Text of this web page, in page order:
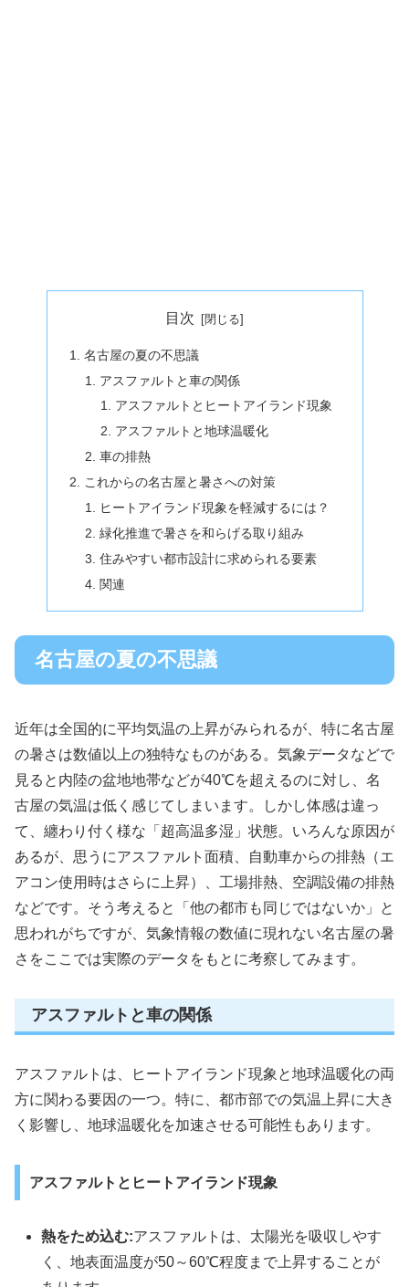
目次
名古屋の夏の不思議
アスファルトと車の関係
アスファルトとヒートアイランド現象
アスファルトと地球温暖化
車の排熱
これからの名古屋と暑さへの対策
ヒートアイランド現象を軽減するには？
緑化推進で暑さを和らげる取り組み
住みやすい都市設計に求められる要素
関連
名古屋の夏の不思議
近年は全国的に平均気温の上昇がみられるが、特に名古屋
の暑さは数値以上の独特なものがある。気象データなどで
見ると内陸の盆地地帯などが40℃を超えるのに対し、名
古屋の気温は低く感じてしまいます。しかし体感は違っ
て、纏わり付く様な「超高温多湿」状態。いろんな原因が
あるが、思うにアスファルト面積、自動車からの排熱（エ
アコン使用時はさらに上昇）、工場排熱、空調設備の排熱
などです。そう考えると「他の都市も同じではないか」と
思われがちですが、気象情報の数値に現れない名古屋の暑
さをここでは実際のデータをもとに考察してみます。
アスファルトと車の関係
アスファルトは、ヒートアイランド現象と地球温暖化の両
方に関わる要因の一つ。特に、都市部での気温上昇に大き
く影響し、地球温暖化を加速させる可能性もあります。
アスファルトとヒートアイランド現象
熱をため込む:アスファルトは、太陽光を吸収しやす
く、地表面温度が50～60℃程度まで上昇することが